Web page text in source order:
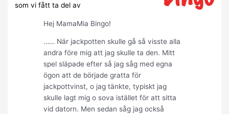
som vi fått ta del av
Hej MamaMia Bingo!
…… När jackpotten skulle gå så visste alla
andra före mig att jag skulle ta den. Mitt
spel släpade efter så jag såg med egna
ögon att de började gratta för
jackpottvinst, o jag tänkte, typiskt jag
skulle lagt mig o sova istället för att sitta
vid datorn. Men sedan såg jag också